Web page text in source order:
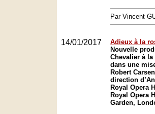
Par Vincent
14/01/2017
Adieux à la
Nouvelle
Chevalier à
dans une
Robert
direction
Royal Opera
Royal Opera
Garden,